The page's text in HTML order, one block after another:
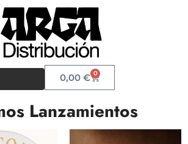
0,00€ 0
Lanzamientos